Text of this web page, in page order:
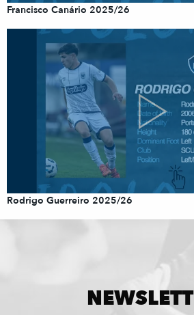
Francisco Canário 2025/26
Rodrigo Guerreiro 2025/26